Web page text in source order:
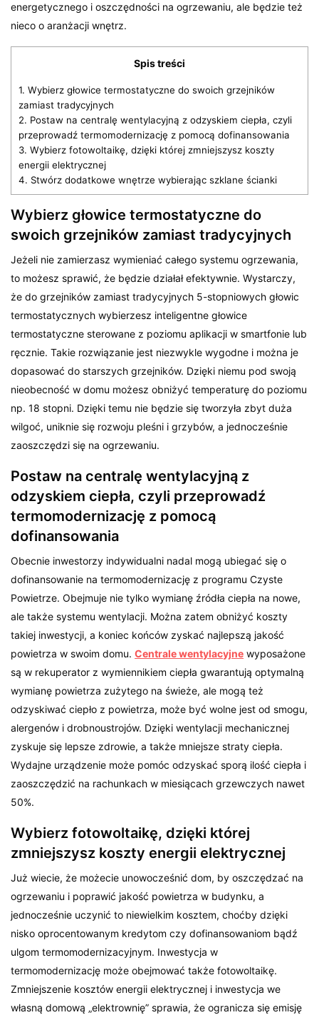
energetycznego i oszczędności na ogrzewaniu, ale będzie też
nieco o aranżacji wnętrz.
Spis treści
1. Wybierz głowice termostatyczne do swoich grzejników
zamiast tradycyjnych
2. Postaw na centralę wentylacyjną z odzyskiem ciepła, czyli
przeprowadź termomodernizację z pomocą dofinansowania
3. Wybierz fotowoltaikę, dzięki której zmniejszysz koszty
energii elektrycznej
4. Stwórz dodatkowe wnętrze wybierając szklane ścianki
Wybierz głowice termostatyczne do
swoich grzejników zamiast tradycyjnych
Jeżeli nie zamierzasz wymieniać całego systemu ogrzewania,
to możesz sprawić, że będzie działał efektywnie. Wystarczy,
że do grzejników zamiast tradycyjnych 5-stopniowych głowic
termostatycznych wybierzesz inteligentne głowice
termostatyczne sterowane z poziomu aplikacji w smartfonie lub
ręcznie. Takie rozwiązanie jest niezwykle wygodne i można je
dopasować do starszych grzejników. Dzięki niemu pod swoją
nieobecność w domu możesz obniżyć temperaturę do poziomu
np. 18 stopni. Dzięki temu nie będzie się tworzyła zbyt duża
wilgoć, uniknie się rozwoju pleśni i grzybów, a jednocześnie
zaoszczędzi się na ogrzewaniu.
Postaw na centralę wentylacyjną z
odzyskiem ciepła, czyli przeprowadź
termomodernizację z pomocą
dofinansowania
Obecnie inwestorzy indywidualni nadal mogą ubiegać się o
dofinansowanie na termomodernizację z programu Czyste
Powietrze. Obejmuje nie tylko wymianę źródła ciepła na nowe,
ale także systemu wentylacji. Można zatem obniżyć koszty
takiej inwestycji, a koniec końców zyskać najlepszą jakość
powietrza w swoim domu.Centrale wentylacyjne wyposażone
są w rekuperator z wymiennikiem ciepła gwarantują optymalną
wymianę powietrza zużytego na świeże, ale mogą też
odzyskiwać ciepło z powietrza, może być wolne jest od smogu,
alergenów i drobnoustrojów. Dzięki wentylacji mechanicznej
zyskuje się lepsze zdrowie, a także mniejsze straty ciepła.
Wydajne urządzenie może pomóc odzyskać sporą ilość ciepła i
zaoszczędzić na rachunkach w miesiącach grzewczych nawet
50%.
Wybierz fotowoltaikę, dzięki której
zmniejszysz koszty energii elektrycznej
Już wiecie, że możecie unowocześnić dom, by oszczędzać na
ogrzewaniu i poprawić jakość powietrza w budynku, a
jednocześnie uczynić to niewielkim kosztem, choćby dzięki
nisko oprocentowanym kredytom czy dofinansowaniom bądź
ulgom termomodernizacyjnym. Inwestycja w
termomodernizację może obejmować także fotowoltaikę.
Zmniejszenie kosztów energii elektrycznej i inwestycja we
własną domową „elektrownię” sprawia, że ogranicza się emisję